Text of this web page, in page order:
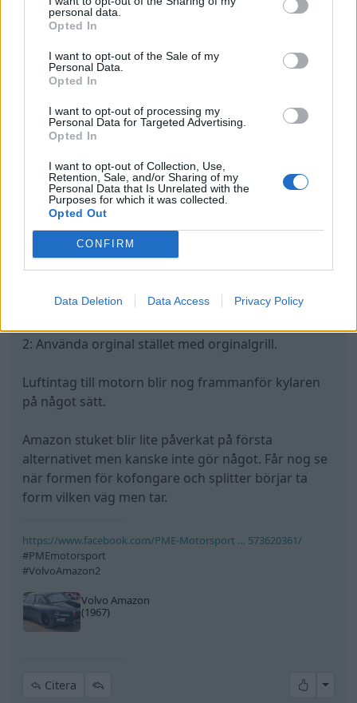
personal data.
Opted In
I want to opt-out of the Sale of my
Personal Data.
Opted In
I want to opt-out of processing my
Personal Data for Targeted Advertising.
Opted In
I want to opt-out of Collection, Use,
Retention, Sale, and/or Sharing of my
Personal Data that Is Unrelated with the
Purposes for which it was collected.
Opted Out
CONFIRM
Data Deletion Data Access Privacy Policy
Funderingar kring luftintag för kylarna,
bromskylning och luftintag till motorn samt
1: Ta in luftintag under fronten i kofongaren för att
2: Använda orginal stället med orginalgrill.
Luftintag till motorn blir nog frammanför kylaren
på något sätt.
Amazon stuket blir lite påverkat på första
alternativet men kanske inte gör något. Får nog se
när formen för kofongare och splitter börjar ta
form vilken väg men tar.
https://www.facebook.com/PME-Motorsport … 573620361/
#PMEmotorsport
#VolvoAmazon2
Volvo Amazon
(1967)
Citera All